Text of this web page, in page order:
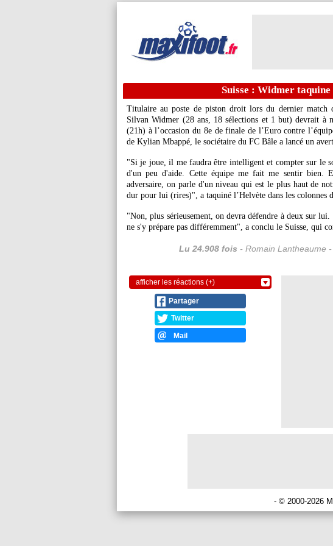
Suisse : Widmer taquine
Titulaire au poste de piston droit lors du dernier match
Silvan Widmer (28 ans, 18 sélections et 1 but) devrait à
(21h) à l’occasion du 8e de finale de l’Euro contre
de Kylian Mbappé, le sociétaire du FC Bâle a lancé un
"Si je joue, il me faudra être intelligent et compter sur le
d'un peu d'aide. Cette équipe me fait me sentir
adversaire, on parle d'un niveau qui est le plus haut de
dur pour lui (rires)", a taquiné l’Helvète dans les colonnes
"Non, plus sérieusement, on devra défendre à deux sur
ne s'y prépare pas différemment", a conclu le Suisse, qui
Lu 24.908 fois - Romain Lantheaume
afficher les réactions (+)
Partager
Twitter
Mail
- © 2000-2026